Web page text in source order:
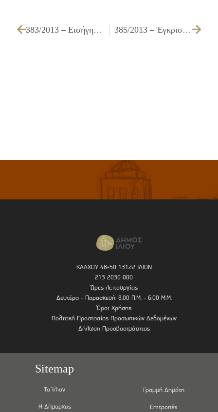
383/2013 – Εισήγηση για αποδέσμευση δεσμευμένων πιστώσεων του Δήμου οικονομικού έτους 2013 385/2013 – Έγκριση διενέργειας, πίστωσης και τρόπου εκτέλεσης για την «Προμήθεια 200 κάδων απορριμμάτων»
ΚΑΛΧΟΥ 48-50 13122 ΙΛΙΟΝ
213 2030 000
Ώρες λειτουργίας
Δευτέρα - Παρασκευή: 8.00 Π.Μ. - 6.00 Μ.Μ.
Όροι Χρήσης
Πολιτική Προστασίας Προσωπικών Δεδομένων
Δήλωση Προσβασιμότητας
Sitemap
Το Ίλιον
Η Δήμαρχος
Γραμμή Δημότη
Επιτροπές